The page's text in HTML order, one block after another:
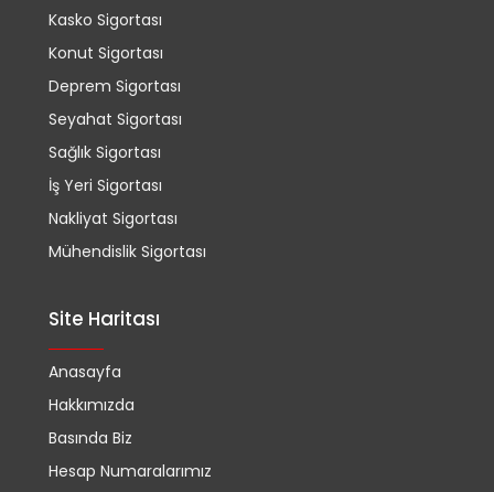
Kasko Sigortası
Konut Sigortası
Deprem Sigortası
Seyahat Sigortası
Sağlık Sigortası
İş Yeri Sigortası
Nakliyat Sigortası
Mühendislik Sigortası
Site Haritası
Anasayfa
Hakkımızda
Basında Biz
Hesap Numaralarımız